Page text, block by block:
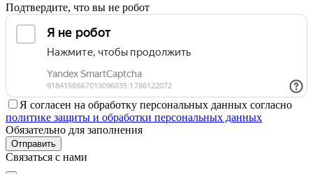
Подтвердите, что вы не робот
Я согласен на обработку персональных данных согласно
политике защиты и обработки персональных данных
Обязательно для заполнения
Отправить
Связаться с нами